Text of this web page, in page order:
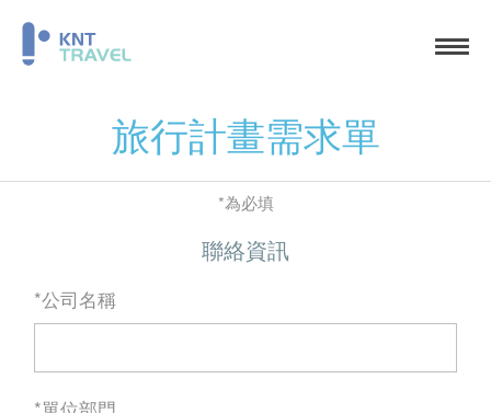
旅行計畫需求單
聯絡資訊
*為必填
*公司名稱